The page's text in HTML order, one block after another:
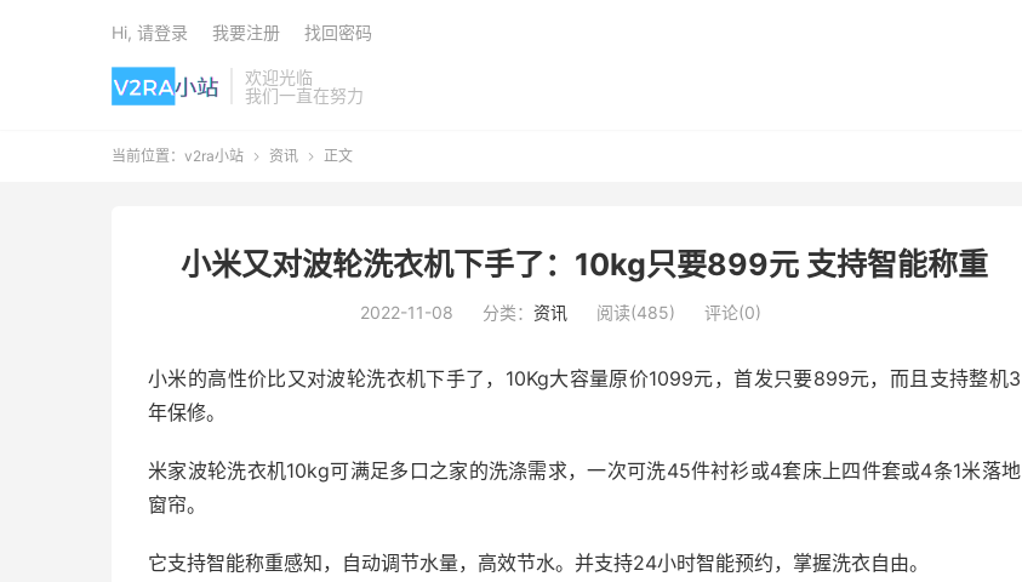
欢迎光临
我们一直在努力
Hi, 请登录 我要注册 找回密码
当前位置： v2ra小站  资讯  正文
小米又对波轮洗衣机下手了：10kg只要899元 支持智能称重
2022-11-08 分类： 资讯 阅读(485) 评论(0)
小米的高性价比又对波轮洗衣机下手了，10Kg大容量原价1099元，首发只要899元，而且支持整机3
年保修。
米家波轮洗衣机10kg可满足多口之家的洗涤需求，一次可洗45件衬衫或4套床上四件套或4条1米落地
窗帘。
它支持智能称重感知，自动调节水量，高效节水。并支持24小时智能预约，掌握洗衣自由。